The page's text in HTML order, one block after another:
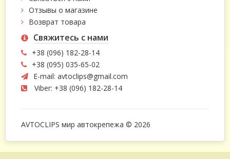
Отзывы о магазине
Возврат товара
Свяжитесь с нами
+38 (096) 182-28-14
+38 (095) 035-65-02
E-mail: avtoclips@gmail.com
Viber: +38 (096) 182-28-14
AVTOCLIPS мир автокрепежа © 2026